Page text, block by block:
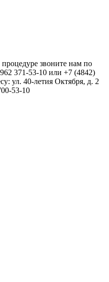
звоните нам по
371-53-10 или +7 (4842)
ул. 40-летия Октября, д. 2
53-10